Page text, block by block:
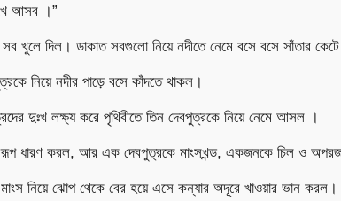
আসব ।”
খুলে দিল। ডাকাত সবগুলো নিয়ে নদীতে নেমে বসে বসে সাঁতার
নিয়ে নদীর পাড়ে বসে কাঁদতে থাকল।
দুঃখ লক্ষ্য করে পৃথিবীতে তিন দেবপুত্রকে নিয়ে নেমে আসল ।
রূপ ধারণ করল, আর এক দেবপুত্রকে মাংসখন্ড, একজনকে চিল ও
নিয়ে ঝোপ থেকে বের হয়ে এসে কন্যার অদূরে খাওয়ার ভান করল।